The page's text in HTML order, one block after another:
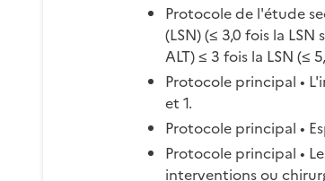
Protocole de l'étude
(LSN) (≤ 3,0 fois la
ALT) ≤ 3 fois la LSN (≤
Protocole principal •
et 1.
Protocole principal •
Protocole principal •
interventions ou